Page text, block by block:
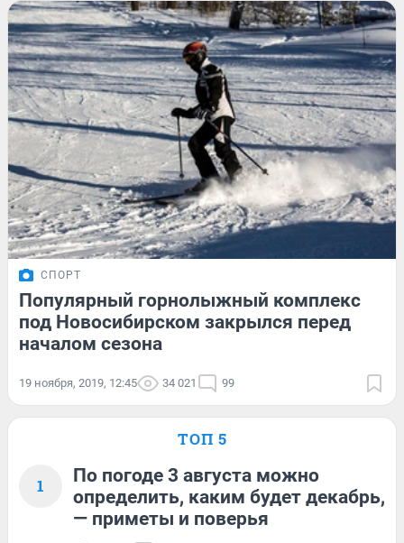
СПОРТ
Популярный горнолыжный комплекс
под Новосибирском закрылся перед
началом сезона
19 ноября, 2019, 12:45 34 021 99
ТОП 5
1
По погоде 3 августа можно
определить, каким будет декабрь,
— приметы и поверья